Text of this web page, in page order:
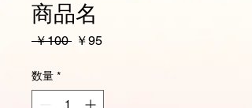
商品名
￥100 通
格
￥95セ
価
数量 *